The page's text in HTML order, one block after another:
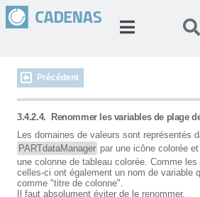
Précédent
3.4.2.4.
Renommer les variables de plage
Les domaines de valeurs sont représentés
PARTdataManager par une icône colorée
une colonne de tableau colorée. Comme
celles-ci ont également un nom de variable
comme "titre de colonne".
Il faut absolument éviter de le renommer.